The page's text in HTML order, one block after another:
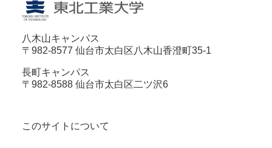
八木山キャンパス
〒982-8577 仙台市太白区八木山香澄町35-1
長町キャンパス
〒982-8588 仙台市太白区二ツ沢6
このサイトについて